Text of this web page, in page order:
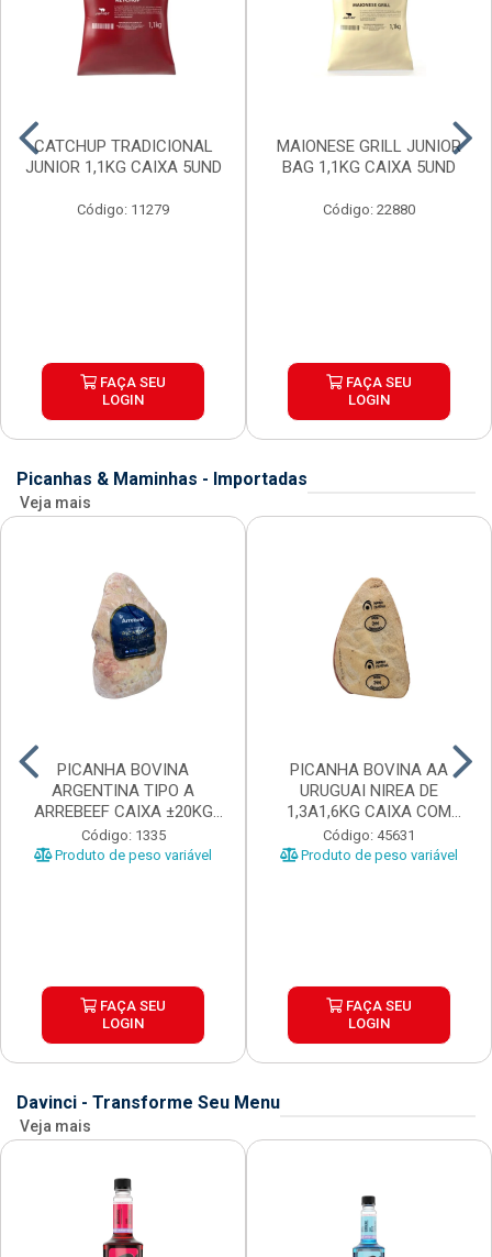
CATCHUP TRADICIONAL
JUNIOR 1,1KG CAIXA 5UND
Código: 11279
FAÇA SEU
LOGIN
MAIONESE GRILL JUNIOR
BAG 1,1KG CAIXA 5UND
Código: 22880
FAÇA SEU
LOGIN
Picanhas & Maminhas - Importadas
Veja mais
PICANHA BOVINA
ARGENTINA TIPO A
ARREBEEF CAIXA ±20KG
PEÇAS 1...
Código: 1335
Produto de peso variável
FAÇA SEU
LOGIN
PICANHA BOVINA AA
URUGUAI NIREA DE
1,3A1,6KG CAIXA COM
±15KG
Código: 45631
Produto de peso variável
FAÇA SEU
LOGIN
Davinci - Transforme Seu Menu
Veja mais